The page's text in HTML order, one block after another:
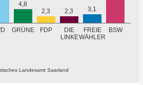
GRÜNE FDP
DIE
LINKE
FREIE
WÄHLER
BSW
4,8
2,3
2,3 3,1
Landesamt Saarland